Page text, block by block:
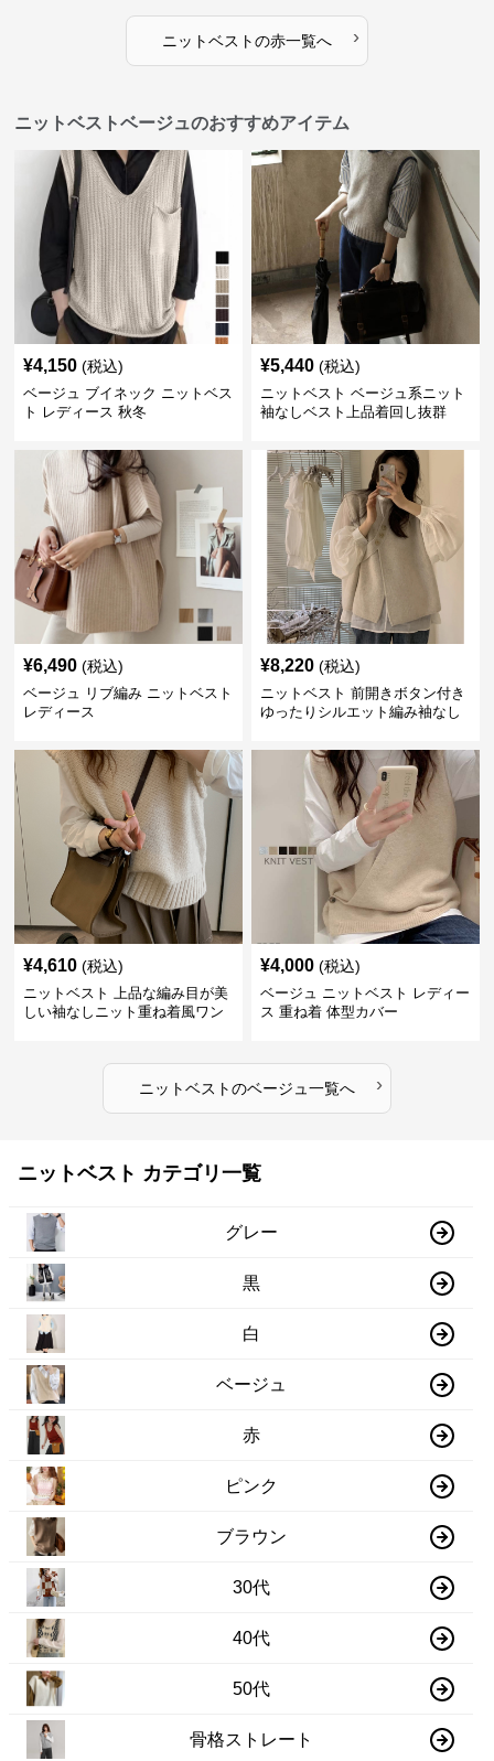
ニットベストの赤一覧へ ›
ニットベストベージュのおすすめアイテム
¥4,150 (税込)
ベージュ ブイネック ニットベス
ト レディース 秋冬
¥5,440 (税込)
ニットベスト ベージュ系ニット
袖なしベスト上品着回し抜群
¥6,490 (税込)
ベージュ リブ編み ニットベスト
レディース
¥8,220 (税込)
ニットベスト 前開きボタン付き
ゆったりシルエット編み袖なし
¥4,610 (税込)
ニットベスト 上品な編み目が美
しい袖なしニット重ね着風ワン
¥4,000 (税込)
ベージュ ニットベスト レディー
ス 重ね着 体型カバー
ニットベストのベージュ 一覧へ ›
ニットベスト カテゴリ一覧
グレー
黒
白
ベージュ
赤
ピンク
ブラウン
30代
40代
50代
骨格ストレート